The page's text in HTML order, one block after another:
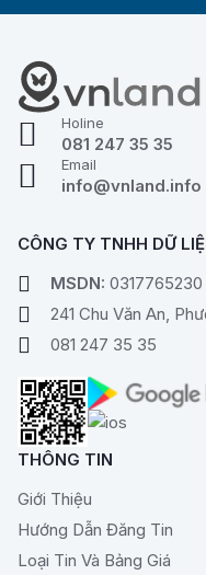
Holine
081 247 35 35
Email
info@vnland.info
CÔNG TY TNHH DỮ
MSDN:
241 Chu Văn An,
081 247 35 35
THÔNG TIN
Giới Thiệu
Hướng Dẫn Đăng Tin
Loại Tin Và Bảng Giá